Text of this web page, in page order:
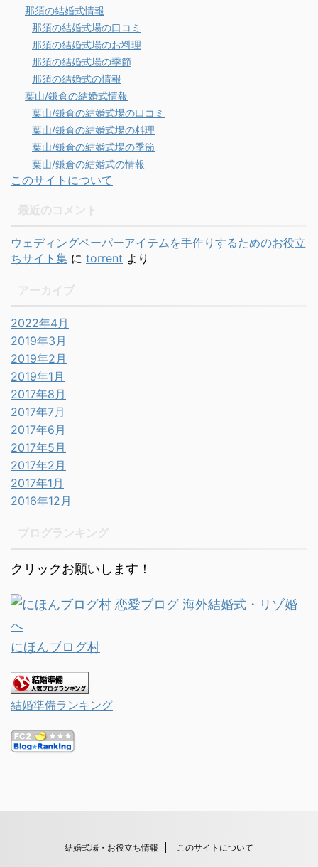
那須の結婚式情報
那須の結婚式場の口コミ
那須の結婚式場のお料理
那須の結婚式場の季節
那須の結婚式の情報
葉山/鎌倉の結婚式情報
葉山/鎌倉の結婚式場の口コミ
葉山/鎌倉の結婚式場の料理
葉山/鎌倉の結婚式場の季節
葉山/鎌倉の結婚式の情報
このサイトについて
ウェディングペーパーアイテムを手作りするためのお役立
ちサイト集 に torrent より
2022年4月
2019年3月
2019年2月
2019年1月
2017年8月
2017年7月
2017年6月
2017年5月
2017年2月
2017年1月
2016年12月
クリックお願いします！
にほんブログ村
結婚準備ランキング
結婚式場・お役立ち情報 このサイトについて